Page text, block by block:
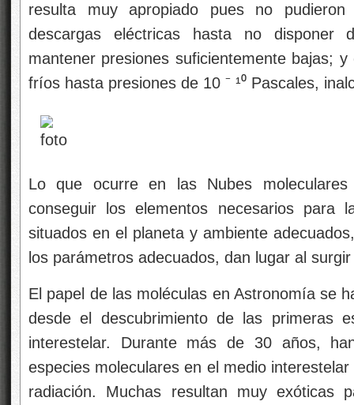
resulta muy apropiado pues no
descargas eléctricas hasta no disponer
mantener presiones suficientemente bajas;
fríos hasta presiones de 10 ⁻ ¹⁰ Pascales,
Lo que ocurre en las Nubes
conseguir los elementos necesarios para
situados en el planeta y ambiente
los parámetros adecuados, dan lugar al
El papel de las moléculas en Astronomía se
desde el descubrimiento de las primeras
interestelar. Durante más de 30 años,
especies moleculares en el medio
radiación. Muchas resultan muy exóticas